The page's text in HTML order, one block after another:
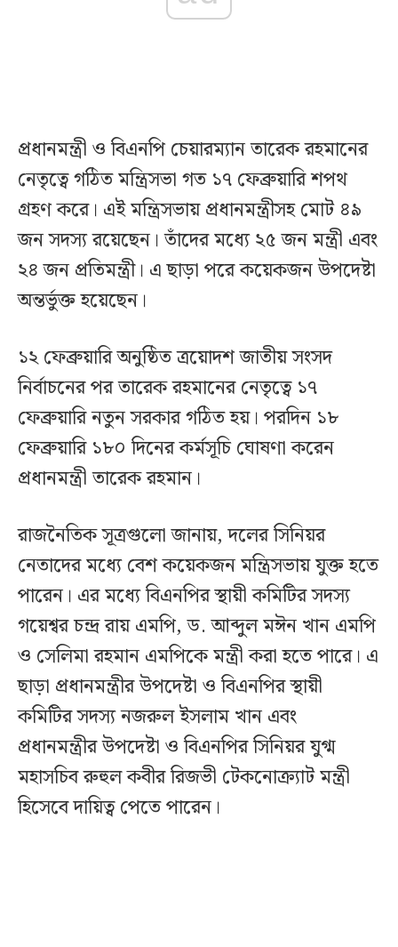
প্রধানমন্ত্রী ও বিএনপি চেয়ারম্যান তারেক রহমানের
নেতৃত্বে গঠিত মন্ত্রিসভা গত ১৭ ফেব্রুয়ারি শপথ
গ্রহণ করে। এই মন্ত্রিসভায় প্রধানমন্ত্রীসহ মোট ৪৯
জন সদস্য রয়েছেন। তাঁদের মধ্যে ২৫ জন মন্ত্রী এবং
২৪ জন প্রতিমন্ত্রী। এ ছাড়া পরে কয়েকজন উপদেষ্টা
অন্তর্ভুক্ত হয়েছেন।
১২ ফেব্রুয়ারি অনুষ্ঠিত ত্রয়োদশ জাতীয় সংসদ
নির্বাচনের পর তারেক রহমানের নেতৃত্বে ১৭
ফেব্রুয়ারি নতুন সরকার গঠিত হয়। পরদিন ১৮
ফেব্রুয়ারি ১৮০ দিনের কর্মসূচি ঘোষণা করেন
প্রধানমন্ত্রী তারেক রহমান।
রাজনৈতিক সূত্রগুলো জানায়, দলের সিনিয়র
নেতাদের মধ্যে বেশ কয়েকজন মন্ত্রিসভায় যুক্ত হতে
পারেন। এর মধ্যে বিএনপির স্থায়ী কমিটির সদস্য
গয়েশ্বর চন্দ্র রায় এমপি, ড. আব্দুল মঈন খান এমপি
ও সেলিমা রহমান এমপিকে মন্ত্রী করা হতে পারে। এ
ছাড়া প্রধানমন্ত্রীর উপদেষ্টা ও বিএনপির স্থায়ী
কমিটির সদস্য নজরুল ইসলাম খান এবং
প্রধানমন্ত্রীর উপদেষ্টা ও বিএনপির সিনিয়র যুগ্ম
মহাসচিব রুহুল কবীর রিজভী টেকনোক্র্যাট মন্ত্রী
হিসেবে দায়িত্ব পেতে পারেন।